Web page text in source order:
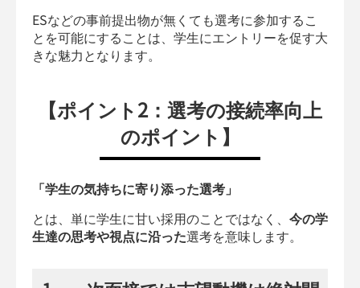
ESなどの事前提出物が無くても選考に参加するこ
とを可能にすることは、学生にエントリーを促す大
きな魅力となります。
【ポイント2：選考の接続率向上
のポイント】
「学生の気持ちに寄り添った選考」
とは、単に学生に甘い採用のことではなく、 今の学
生達の思考や視点に沿った選考を意味します。